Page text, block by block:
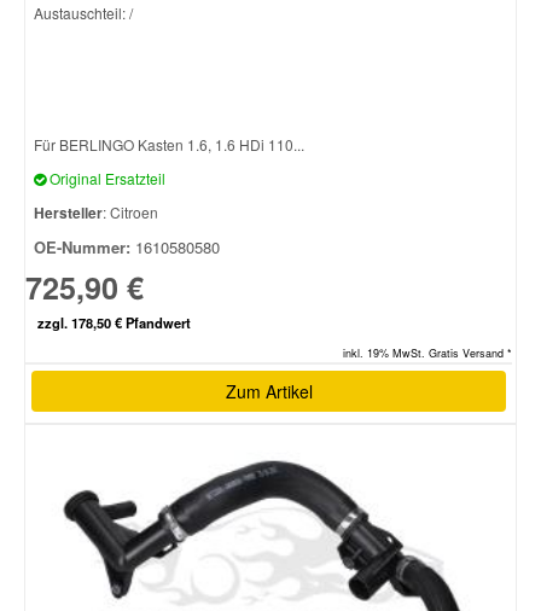
Austauschteil: /
Für BERLINGO Kasten 1.6, 1.6 HDi 110...
Original Ersatzteil
Hersteller: Citroen
OE-Nummer: 1610580580
725,90 €
zzgl. 178,50 € Pfandwert
inkl. 19% MwSt. Gratis Versand *
Zum Artikel